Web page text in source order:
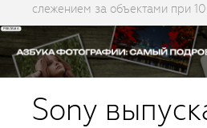
слежением за объектами при
Sony